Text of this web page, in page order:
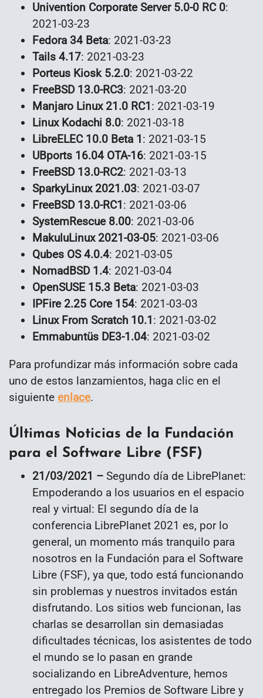
Univention Corporate Server 5.0-0 RC 0:
2021-03-23
Fedora 34 Beta: 2021-03-23
Tails 4.17: 2021-03-23
Porteus Kiosk 5.2.0: 2021-03-22
FreeBSD 13.0-RC3: 2021-03-20
Manjaro Linux 21.0 RC1: 2021-03-19
Linux Kodachi 8.0: 2021-03-18
LibreELEC 10.0 Beta 1: 2021-03-15
UBports 16.04 OTA-16: 2021-03-15
FreeBSD 13.0-RC2: 2021-03-13
SparkyLinux 2021.03: 2021-03-07
FreeBSD 13.0-RC1: 2021-03-06
SystemRescue 8.00: 2021-03-06
MakuluLinux 2021-03-05: 2021-03-06
Qubes OS 4.0.4: 2021-03-05
NomadBSD 1.4: 2021-03-04
OpenSUSE 15.3 Beta: 2021-03-03
IPFire 2.25 Core 154: 2021-03-03
Linux From Scratch 10.1: 2021-03-02
Emmabuntüs DE3-1.04: 2021-03-02
Para profundizar más información sobre cada
uno de estos lanzamientos, haga clic en el
siguiente enlace.
Últimas Noticias de la Fundación
para el Software Libre (FSF)
21/03/2021 – Segundo día de LibrePlanet:
Empoderando a los usuarios en el espacio
real y virtual: El segundo día de la
conferencia LibrePlanet 2021 es, por lo
general, un momento más tranquilo para
nosotros en la Fundación para el Software
Libre (FSF), ya que, todo está funcionando
sin problemas y nuestros invitados están
disfrutando. Los sitios web funcionan, las
charlas se desarrollan sin demasiadas
dificultades técnicas, los asistentes de todo
el mundo se lo pasan en grande
socializando en LibreAdventure, hemos
entregado los Premios de Software Libre y